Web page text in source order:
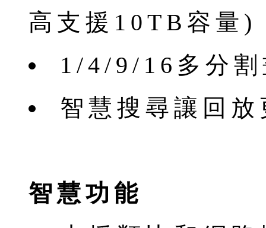
⾼⽀援10TB容量)
1/4/9/16多分割
智慧搜尋讓回
智慧功能